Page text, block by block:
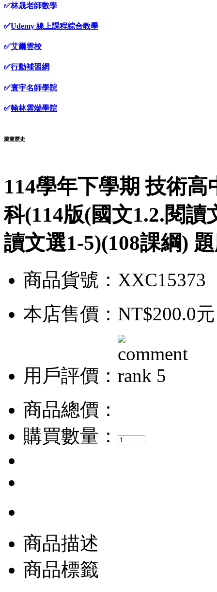
✅林晟老師數學
✅Udemy 線上課程綜合教學
✅艾爾雲校
✅行動補習網
✅寰宇名師學院
✅翰林雲端學院
瀏覽歷史
114學年下學期 技術
科(114版(國文1.2.閱讀
讀文選1-5)(108課綱)
商品貨號：XXC15373
本店售價： NT$200.0元
用戶評價：
商品總價：
購買數量：
商品描述
商品標籤